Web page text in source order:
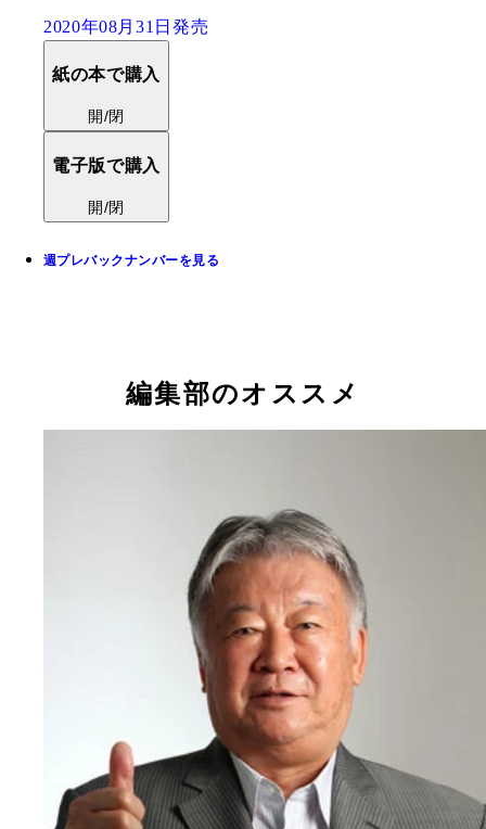
2020年08月31日発売
紙の本で購入
開/閉
電子版で購入
開/閉
週プレバックナンバーを見る
編集部のオススメ